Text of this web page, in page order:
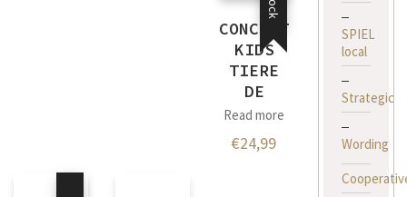
CONCEPT
KIDS
TIERE
DE
Read more
€24,99
SPIEL
local
Strategic
Wording